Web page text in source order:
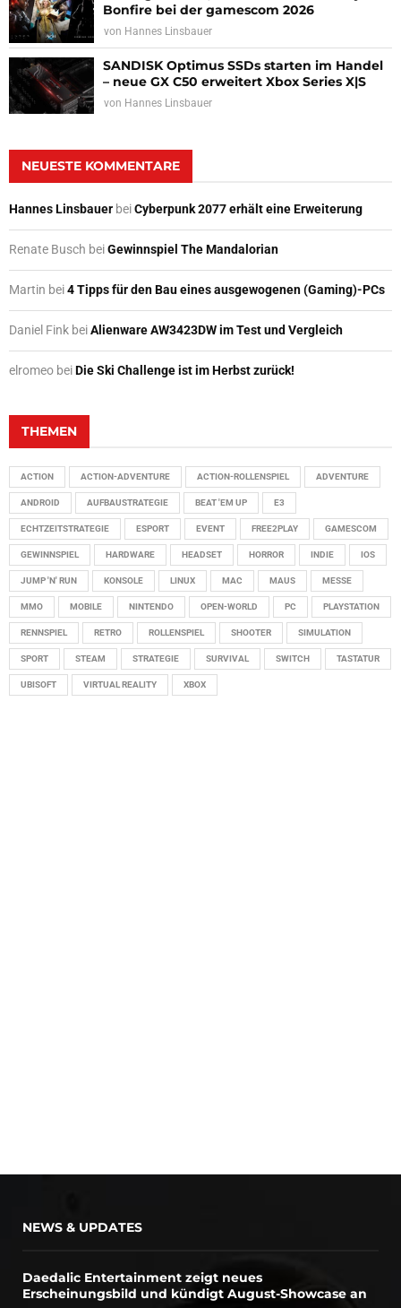
Bonfire bei der gamescom 2026
von Hannes Linsbauer
SANDISK Optimus SSDs starten im Handel
– neue GX C50 erweitert Xbox Series X|S
von Hannes Linsbauer
NEUESTE KOMMENTARE
Hannes Linsbauer beiCyberpunk 2077 erhält eine Erweiterung
Renate Busch beiGewinnspiel The Mandalorian
Martin bei4 Tipps für den Bau eines ausgewogenen (Gaming)-PCs
Daniel Fink beiAlienware AW3423DW im Test und Vergleich
elromeo beiDie Ski Challenge ist im Herbst zurück!
THEMEN
ACTION ACTION-ADVENTURE ACTION-ROLLENSPIEL ADVENTURE
ANDROID AUFBAUSTRATEGIE BEAT 'EM UP E3
ECHTZEITSTRATEGIE ESPORT EVENT FREE2PLAY GAMESCOM
GEWINNSPIEL HARDWARE HEADSET HORROR INDIE IOS
JUMP 'N' RUN KONSOLE LINUX MAC MAUS MESSE
MMO MOBILE NINTENDO OPEN-WORLD PC PLAYSTATION
RENNSPIEL RETRO ROLLENSPIEL SHOOTER SIMULATION
SPORT STEAM STRATEGIE SURVIVAL SWITCH TASTATUR
UBISOFT VIRTUAL REALITY XBOX
NEWS & UPDATES
Daedalic Entertainment zeigt neues
Erscheinungsbild und kündigt August-Showcase an